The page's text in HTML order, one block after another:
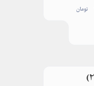
تومان